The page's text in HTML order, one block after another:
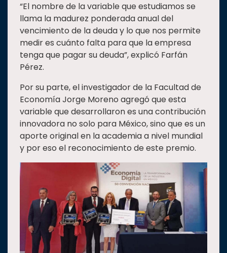
“El nombre de la variable que estudiamos se
llama la madurez ponderada anual del
vencimiento de la deuda y lo que nos permite
medir es cuánto falta para que la empresa
tenga que pagar su deuda”, explicó Farfán
Pérez.
Por su parte, el investigador de la Facultad de
Economía Jorge Moreno agregó que esta
variable que desarrollaron es una contribución
innovadora no solo para México, sino que es un
aporte original en la academia a nivel mundial
y por eso el reconocimiento de este premio.